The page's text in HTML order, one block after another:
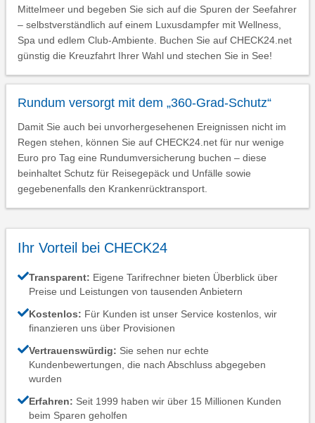
Mittelmeer und begeben Sie sich auf die Spuren der Seefahrer
– selbstverständlich auf einem Luxusdampfer mit Wellness,
Spa und edlem Club-Ambiente. Buchen Sie auf CHECK24.net
günstig die Kreuzfahrt Ihrer Wahl und stechen Sie in See!
Rundum versorgt mit dem „360-Grad-Schutz“
Damit Sie auch bei unvorhergesehenen Ereignissen nicht im
Regen stehen, können Sie auf CHECK24.net für nur wenige
Euro pro Tag eine Rundumversicherung buchen – diese
beinhaltet Schutz für Reisegepäck und Unfälle sowie
gegebenenfalls den Krankenrücktransport.
Ihr Vorteil bei CHECK24
Transparent: Eigene Tarifrechner bieten Überblick über
Preise und Leistungen von tausenden Anbietern
Kostenlos: Für Kunden ist unser Service kostenlos, wir
finanzieren uns über Provisionen
Vertrauenswürdig: Sie sehen nur echte
Kundenbewertungen, die nach Abschluss abgegeben
wurden
Erfahren: Seit 1999 haben wir über 15 Millionen Kunden
beim Sparen geholfen